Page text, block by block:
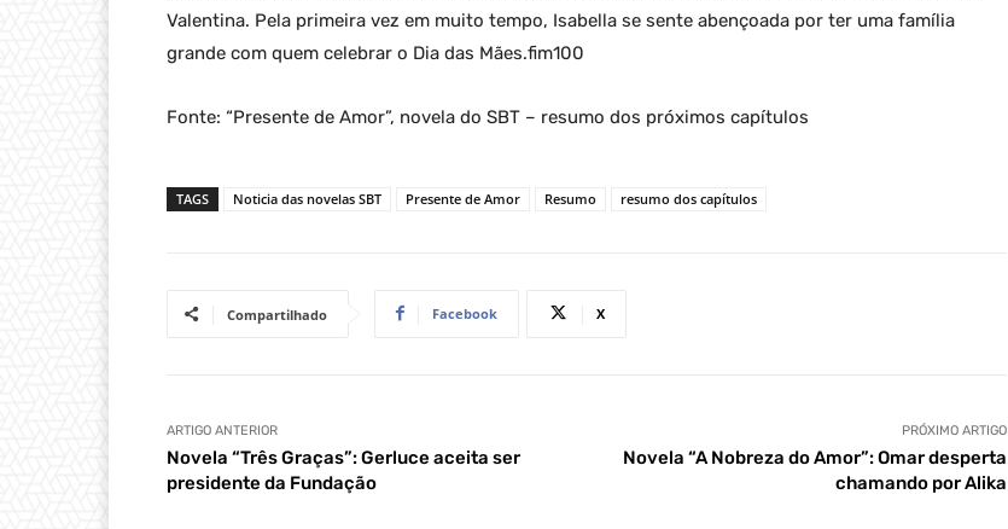
Valentina. Pela primeira vez em muito tempo, Isabella se sente abençoada por ter uma família
grande com quem celebrar o Dia das Mães.fim100
Fonte: “Presente de Amor”, novela do SBT – resumo dos próximos capítulos
TAGS Noticia das novelas SBT Presente de Amor Resumo resumo dos capítulos
Compartilhado Facebook X
ARTIGO ANTERIOR
Novela “Três Graças”: Gerluce aceita ser
presidente da Fundação
PRÓXIMO ARTIGO
Novela “A Nobreza do Amor”: Omar desperta
chamando por Alika